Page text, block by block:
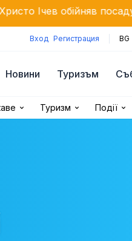
посаду Греція
Вход Регистрация BG
Новини Туризъм
Туризм Події